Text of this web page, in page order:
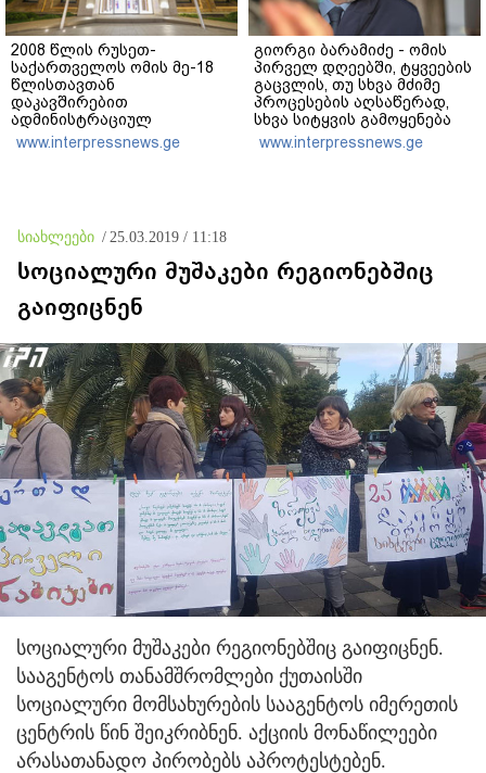
2008 წლის რუსეთ-
საქართველოს ომის მე-18
წლისთავთან
დაკავშირებით
ადმინისტრაციულ
შენობებზე სახელმწიფო
დროშები დაეშვა
www.interpressnews.ge
გიორგი ბარამიძე - ომის
პირველ დღეებში, ტყვეების
გაცვლის, თუ სხვა მძიმე
პროცესების აღსაწერად,
სხვა სიტყვის გამოყენება
აჯობებდა - არასდროს
მითქვამს, რომ ჩვენები
www.interpressnews.ge
სიახლეები / 25.03.2019 / 11:18
სოციალური მუშაკები რეგიონებშიც
გაიფიცნენ
სოციალური მუშაკები რეგიონებშიც გაიფიცნენ.
სააგენტოს თანამშრომლები ქუთაისში
სოციალური მომსახურების სააგენტოს იმერეთის
ცენტრის წინ შეიკრიბნენ. აქციის მონაწილეები
არასათანადო პირობებს აპროტესტებენ.